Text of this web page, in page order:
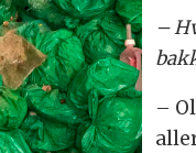
–
–